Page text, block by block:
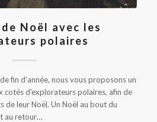
Noël avec les
polaires
fin d’année, nous vous proposons un
cotés d’explorateurs polaires, afin de
de leur Noël. Un Noël au bout du
au retour…